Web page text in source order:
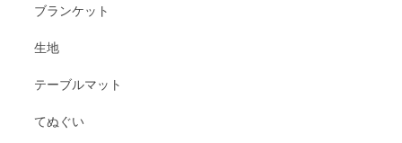
ブランケット
生地
テーブルマット
てぬぐい